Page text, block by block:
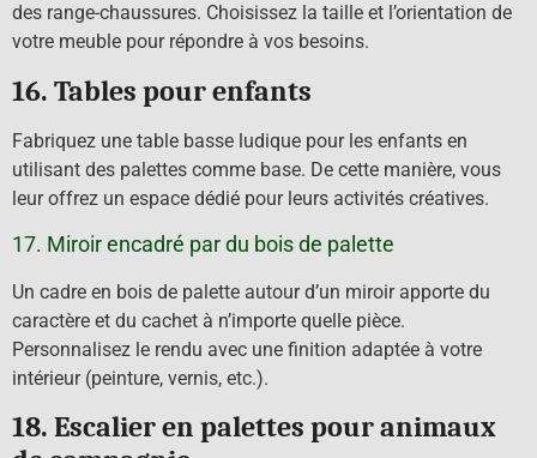
des range-chaussures. Choisissez la taille et l’orientation de
votre meuble pour répondre à vos besoins.
16. Tables pour enfants
Fabriquez une table basse ludique pour les enfants en
utilisant des palettes comme base. De cette manière, vous
leur offrez un espace dédié pour leurs activités créatives.
17. Miroir encadré par du bois de palette
Un cadre en bois de palette autour d’un miroir apporte du
caractère et du cachet à n’importe quelle pièce.
Personnalisez le rendu avec une finition adaptée à votre
intérieur (peinture, vernis, etc.).
18. Escalier en palettes pour animaux